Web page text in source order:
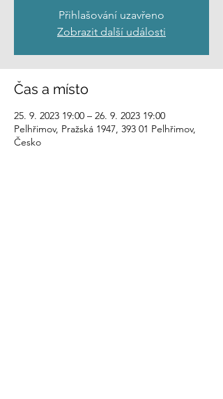
Přihlašování uzavřeno
Zobrazit další události
Čas a místo
25. 9. 2023 19:00 – 26. 9. 2023 19:00
Pelhřimov, Pražská 1947, 393 01 Pelhřimov,
Česko